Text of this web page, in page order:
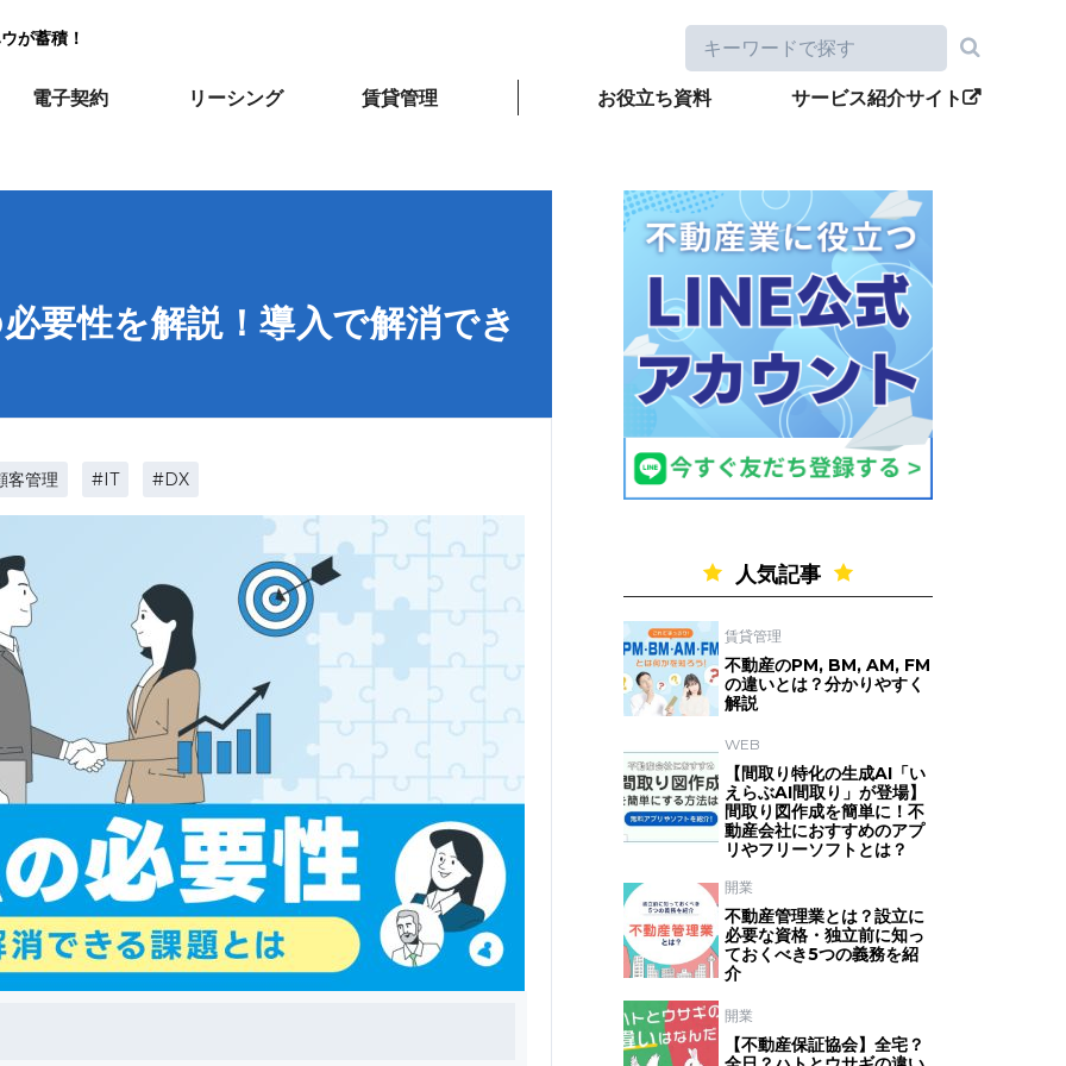
が蓄積！
電子契約 リーシング 賃貸管理 お役立ち資料 サービス紹介サイト
要性を解説！導入で解消でき
客管理 #IT #DX
人気記事
賃貸管理
不動産のPM, BM, AM, FM
の違いとは？分かりやすく
解説
WEB
【間取り特化の生成AI「い
えらぶAI間取り」が登場】
間取り図作成を簡単に！不
動産会社におすすめのアプ
リやフリーソフトとは？
開業
不動産管理業とは？設立に
必要な資格・独立前に知っ
ておくべき5つの義務を紹
介
開業
【不動産保証協会】全宅？